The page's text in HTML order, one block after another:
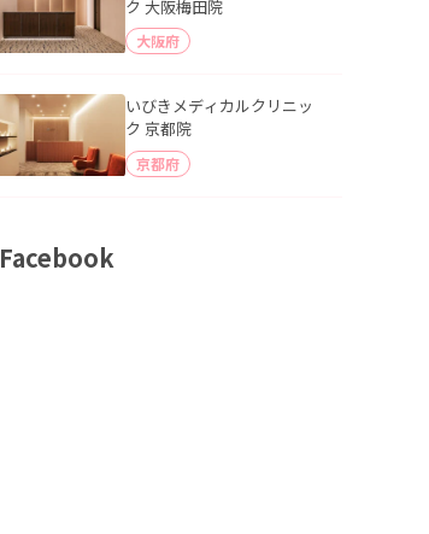
ク 大阪梅田院
大阪府
いびきメディカルクリニッ
ク 京都院
京都府
Facebook